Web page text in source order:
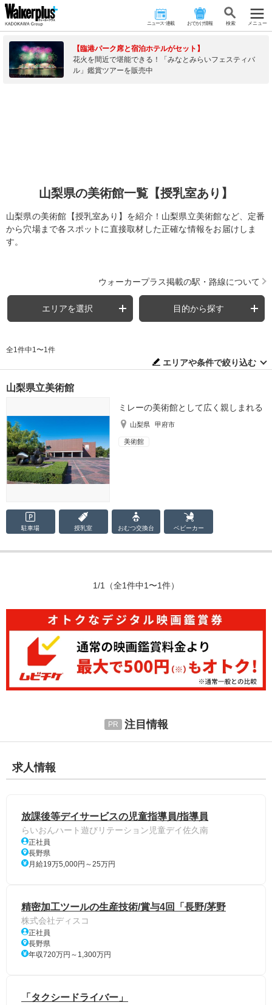
ニュース･連載 おでかけ情報 検 索 メニュー
【臨港パーク席と宿泊ホテルがセット】
花火を間近で堪能できる！「みなとみらいフェスティバ
ル」鑑賞ツアーを販売中
山梨県の美術館一覧【授乳室あり】
山梨県の美術館【授乳室あり】を紹介！山梨県立美術館など、定番
から穴場まで各スポットに直接取材した正確な情報をお届けしま
す。
ウォーカープラス掲載の駅・路線について
エリアを選択 目的から探す
全1件中1〜1件
エリアや条件で絞り込む
山梨県立美術館
ミレーの美術館として広く親しまれる
山梨県 甲府市
美術館
駐車場 授乳室 おむつ交換台 ベビーカー
1/1 （全1件中1〜1件）
注目情報
求人情報
放課後等デイサービスの児童指導員/指導員
らいおんハート遊びリテーション児童デイ佐久南
正社員
長野県
月給19万5,000円～25万円
精密加工ツールの生産技術/賞与4回「長野/茅野
株式会社ディスコ
正社員
長野県
年収720万円～1,300万円
「タクシードライバー」